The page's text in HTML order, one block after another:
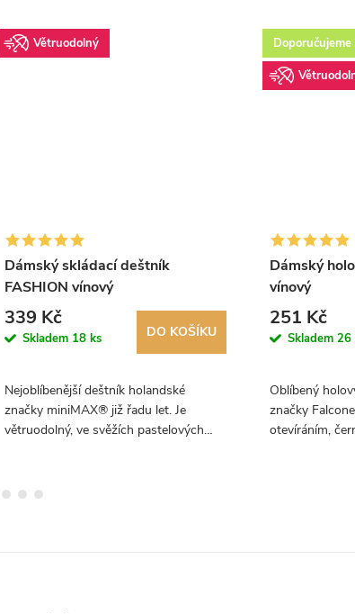
Větruodolný
Dámský skládací deštník
FASHION vínový
339 Kč
Skladem 18 ks DO KOŠÍKU
Nejoblíbenější deštník holandské
značky miniMAX® již řadu let. Je
větruodolný, ve svěžích pastelových
Doporučujeme
Dámský
vínový
251 Kč
Skladem 26
Oblíbený
značky
otevíráním,